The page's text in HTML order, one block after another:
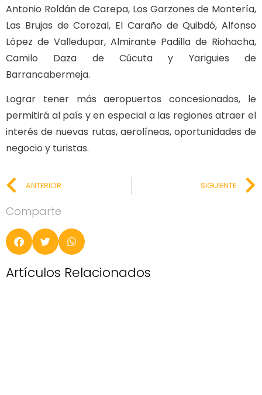
Antonio Roldán de Carepa, Los Garzones de Montería,
Las Brujas de Corozal, El Caraño de Quibdó, Alfonso
López de Valledupar, Almirante Padilla de Riohacha,
Camilo Daza de Cúcuta y Yariguies de
Barrancabermeja.
Lograr tener más aeropuertos concesionados, le
permitirá al país y en especial a las regiones atraer el
interés de nuevas rutas, aerolíneas, oportunidades de
negocio y turistas.
ANTERIOR SIGUIENTE
Comparte
Artículos Relacionados